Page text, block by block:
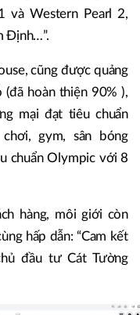
và Western Pearl 2,
Định…”.
cũng được quảng
hoàn thiện 90% ),
mại đạt tiêu chuẩn
gym, sân bóng
chuẩn Olympic với 8
hàng, môi giới còn
hấp dẫn: “Cam kết
đầu tư Cát Tường